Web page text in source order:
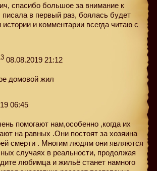
спасибо большое за внимание к
писала в первый раз, боялась будет
и комментарии всегда читаю с
08.08.2019 21:12
домовой жил
06:45
помогают нам,особенно ,когда их
на равных .Они постоят за хозяина
смерти . Многим людям они являются
случаях в реальности, продолжая
любимца и жильё станет намного